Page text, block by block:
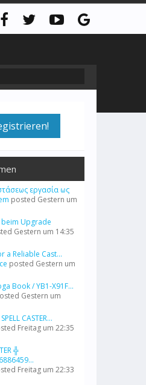
εργασία ως
posted Gestern um
Upgrade
Gestern um 14:35
a Reliable Cast...
posted Gestern um
Book / YB1-X91F...
Gestern um
CASTER...
Freitag um 22:35
╬
Freitag um 22:33